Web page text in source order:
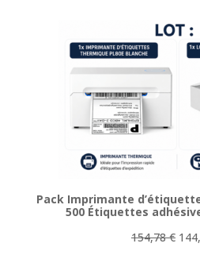
Pack Imprimante
500 Étiquettes
154,78€ Le